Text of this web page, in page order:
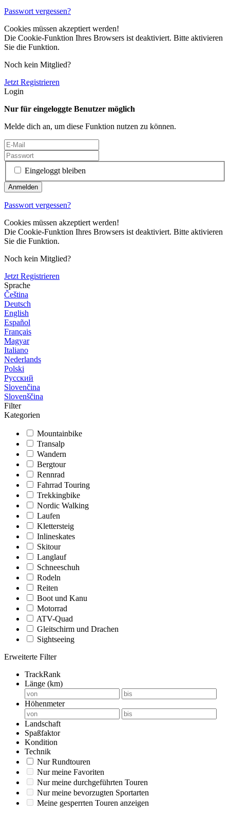
Passwort vergessen?
Cookies müssen akzeptiert werden!
Die Cookie-Funktion Ihres Browsers ist deaktiviert. Bitte aktivieren
Sie die Funktion.
Noch kein Mitglied?
Jetzt Registrieren
Login
Nur für eingeloggte Benutzer möglich
Melde dich an, um diese Funktion nutzen zu können.
Eingeloggt bleiben
Passwort vergessen?
Cookies müssen akzeptiert werden!
Die Cookie-Funktion Ihres Browsers ist deaktiviert. Bitte aktivieren
Sie die Funktion.
Noch kein Mitglied?
Jetzt Registrieren
Sprache
Čeština
Deutsch
English
Español
Français
Magyar
Italiano
Nederlands
Polski
Русский
Slovenčina
Slovenščina
Filter
Kategorien
Mountainbike
Transalp
Wandern
Bergtour
Rennrad
Fahrrad Touring
Trekkingbike
Nordic Walking
Laufen
Klettersteig
Inlineskates
Skitour
Langlauf
Schneeschuh
Rodeln
Reiten
Boot und Kanu
Motorrad
ATV-Quad
Gleitschirm und Drachen
Sightseeing
Erweiterte Filter
TrackRank
Länge (km)
Höhenmeter
Landschaft
Spaßfaktor
Kondition
Technik
Nur Rundtouren
Nur meine Favoriten
Nur meine durchgeführten Touren
Nur meine bevorzugten Sportarten
Meine gesperrten Touren anzeigen